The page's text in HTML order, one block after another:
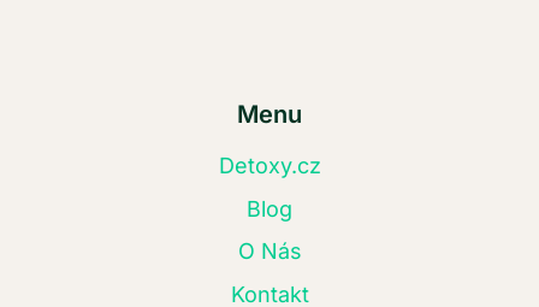
Menu
Detoxy.cz
Blog
O Nás
Kontakt